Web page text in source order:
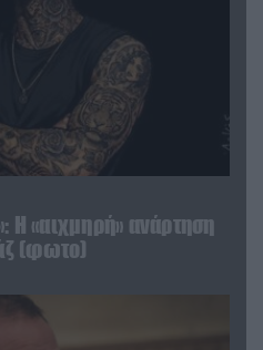
Η «αιχμηρή» ανάρτηση
(φωτο)